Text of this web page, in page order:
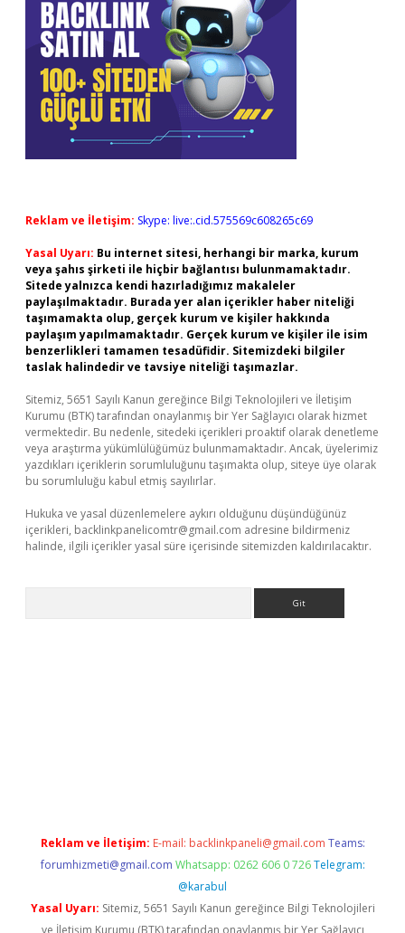
Reklam ve İletişim: Skype: live:.cid.575569c608265c69
Yasal Uyarı: Bu internet sitesi, herhangi bir marka, kurum
veya şahıs şirketi ile hiçbir bağlantısı bulunmamaktadır.
Sitede yalnızca kendi hazırladığımız makaleler
paylaşılmaktadır. Burada yer alan içerikler haber niteliği
taşımamakta olup, gerçek kurum ve kişiler hakkında
paylaşım yapılmamaktadır. Gerçek kurum ve kişiler ile isim
benzerlikleri tamamen tesadüfidir. Sitemizdeki bilgiler
taslak halindedir ve tavsiye niteliği taşımazlar.
Sitemiz, 5651 Sayılı Kanun gereğince Bilgi Teknolojileri ve İletişim
Kurumu (BTK) tarafından onaylanmış bir Yer Sağlayıcı olarak hizmet
vermektedir. Bu nedenle, sitedeki içerikleri proaktif olarak denetleme
veya araştırma yükümlülüğümüz bulunmamaktadır. Ancak, üyelerimiz
yazdıkları içeriklerin sorumluluğunu taşımakta olup, siteye üye olarak
bu sorumluluğu kabul etmiş sayılırlar.
Hukuka ve yasal düzenlemelere aykırı olduğunu düşündüğünüz
içerikleri, backlinkpanelicomtr@gmail.com adresine bildirmeniz
halinde, ilgili içerikler yasal süre içerisinde sitemizden kaldırılacaktır.
Reklam ve İletişim: E-mail: backlinkpaneli@gmail.com Teams:
forumhizmeti@gmail.com Whatsapp: 0262 606 0 726 Telegram:
@karabul
Yasal Uyarı: Sitemiz, 5651 Sayılı Kanun gereğince Bilgi Teknolojileri
ve İletişim Kurumu (BTK) tarafından onaylanmış bir Yer Sağlayıcı